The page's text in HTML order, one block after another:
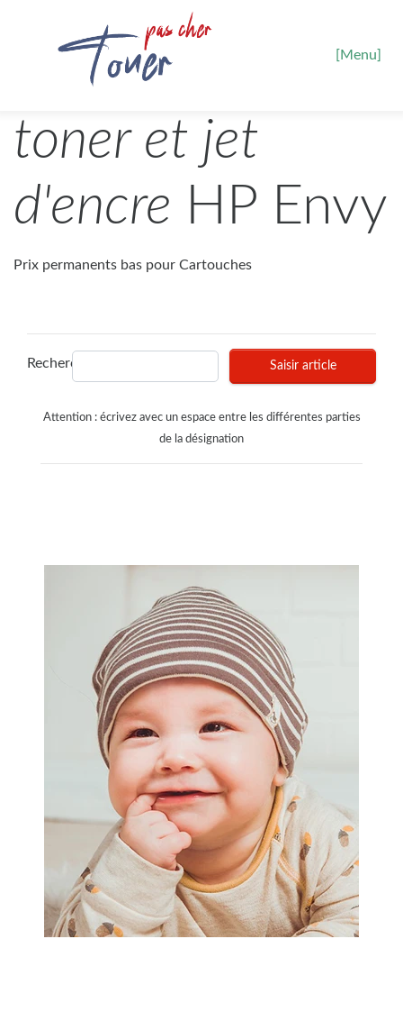
[Menu]
toner et jet
d'encre HP Envy
Prix permanents bas pour Cartouches
Recherches Saisir article
Attention : écrivez avec un espace entre les différentes parties
de la désignation